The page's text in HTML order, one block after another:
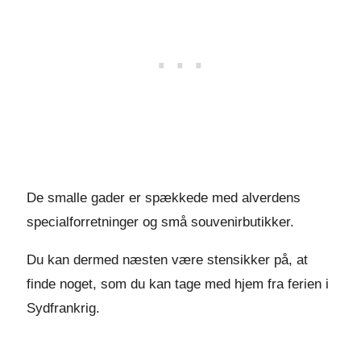
De smalle gader er spækkede med alverdens
specialforretninger og små souvenirbutikker.
Du kan dermed næsten være stensikker på, at
finde noget, som du kan tage med hjem fra ferien i
Sydfrankrig.